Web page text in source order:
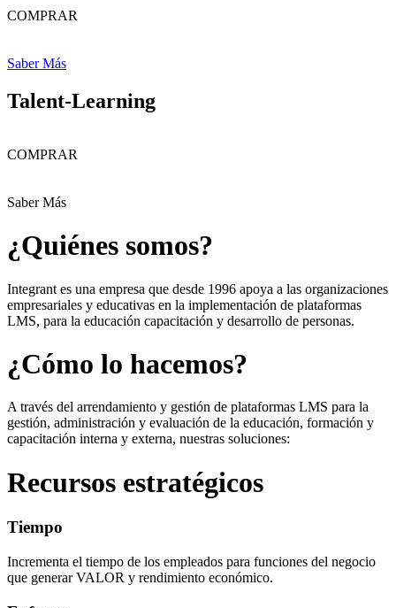
COMPRAR
Saber Más
Talent-Learning
COMPRAR
Saber Más
¿Quiénes somos?
Integrant es una empresa que desde 1996 apoya a las organizaciones
empresariales y educativas en la implementación de plataformas
LMS, para la educación capacitación y desarrollo de personas.
¿Cómo lo hacemos?
A través del arrendamiento y gestión de plataformas LMS para la
gestión, administración y evaluación de la educación, formación y
capacitación interna y externa, nuestras soluciones:
Recursos estratégicos
Tiempo
Incrementa el tiempo de los empleados para funciones del negocio
que generar VALOR y rendimiento económico.